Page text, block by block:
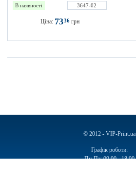
В наявності 3647-02
Ціна: 7336грн
© 2012 - VIP-Print.ua
Графік роботи:
Пн-Пт: 09:00 - 18:00